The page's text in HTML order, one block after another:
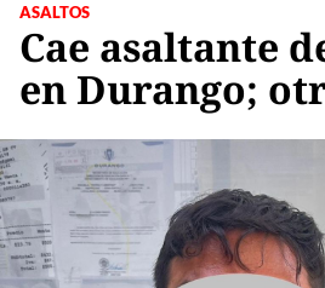
ASALTOS
Cae asaltante
en Durango;